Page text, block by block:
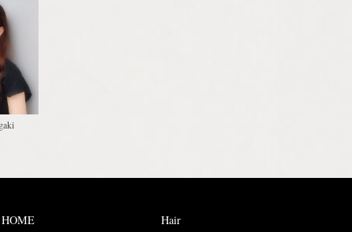
HOME
Hair